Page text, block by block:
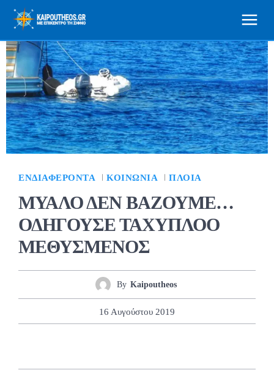
ΕΝΔΙΑΦΈΡΟΝΤΑ ΚΟΙΝΩΝΊΑ ΠΛΟΊΑ
ΜΥΑΛΟ ΔΕΝ ΒΑΖΟΥΜΕ…
ΟΔΗΓΟΥΣΕ ΤΑΧΥΠΛΟΟ
ΜΕΘΥΣΜΕΝΟΣ
By Kaipoutheos
16 Αυγούστου 2019